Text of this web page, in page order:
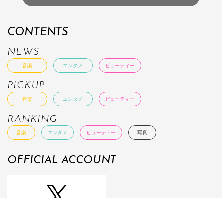
CONTENTS
NEWS
音楽 エンタメ ビューティー
PICKUP
音楽 エンタメ ビューティー
RANKING
音楽 エンタメ ビューティー 写真
OFFICIAL ACCOUNT